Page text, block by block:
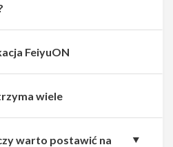
FeiyuON
wiele
warto postawić na